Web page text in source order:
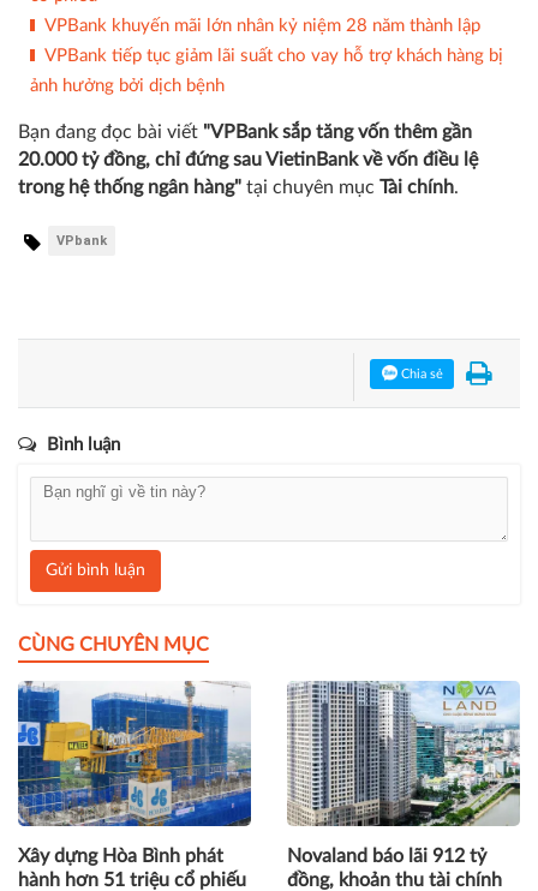
VPBank khuyến mãi lớn nhân kỷ niệm 28 năm thành lập
VPBank tiếp tục giảm lãi suất cho vay hỗ trợ khách hàng bị
ảnh hưởng bởi dịch bệnh
Bạn đang đọc bài viết "VPBank sắp tăng vốn thêm gần
20.000 tỷ đồng, chỉ đứng sau VietinBank về vốn điều lệ
trong hệ thống ngân hàng" tại chuyên mục Tài chính.
VPbank
Chia sẻ
Bình luận
Gửi bình luận
CÙNG CHUYÊN MỤC
Xây dựng Hòa Bình phát
hành hơn 51 triệu cổ phiếu
Novaland báo lãi 912 tỷ
đồng, khoản thu tài chính